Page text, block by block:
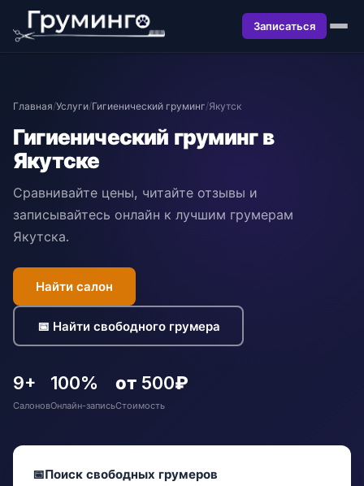
Записаться
Главная/Услуги/Гигиенический груминг/Якутск
Гигиенический груминг в
Якутске
Сравнивайте цены, читайте отзывы и
записывайтесь онлайн к лучшим грумерам
Якутска.
Найти салон
📅 Найти свободного грумера
9+
Салонов
100%
Онлайн-запись
от 500₽
Стоимость
📅Поиск свободных грумеров